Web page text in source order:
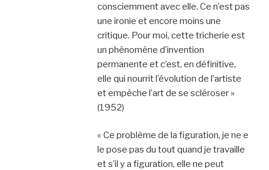
consciemment avec elle. Ce n’est pas
une ironie et encore moins une
critique. Pour moi, cette tricherie est
un phénomène d’invention
permanente et c’est, en définitive,
elle qui nourrit l’évolution de l’artiste
et empêche l’art de se scléroser »
(1952)
« Ce problème de la figuration, je ne e
le pose pas du tout quand je travaille
et s’il y a figuration, elle ne peut